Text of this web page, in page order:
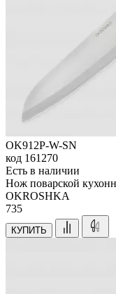
OK912P-W-SN
код 161270
Есть в наличии
Нож поварской
OKROSHKA
735
КУПИТЬ